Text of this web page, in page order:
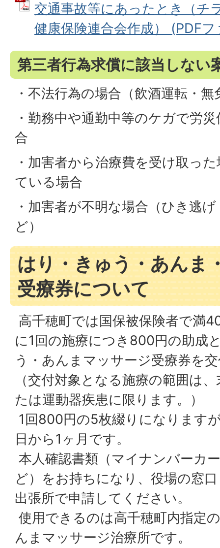
交通事故等にあったとき（チ
健康保険連合会作成） (PDF
第三者行為求償に該当しない
・不法行為の場合（飲酒運転・
・勤務中や通勤中等のケガで労
合
・加害者から治療費を受け取っ
ている場合
・加害者が不明な場合（ひき逃
ど）
はり・きゅう・あんま
受療券について
高千穂町では国保被保険者で満
に1回の施療につき800円の助成
う・あんまマッサージ受療券を
（交付対象となる施療の範囲は
たは運動器疾患に限ります。）
1回800円の5枚綴りになります
日から1ヶ月です。
本人確認書類（マイナンバーカ
ど）をお持ちになり、役場の窓
出張所で申請してください。
使用できるのは高千穂町内指定
んまマッサージ治療所です。